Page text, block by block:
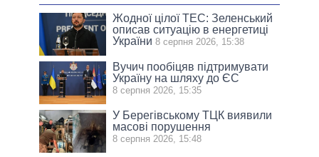
Жодної цілої ТЕС: Зеленський
описав ситуацію в енергетиці
України 8 серпня 2026, 15:38
Вучич пообіцяв підтримувати
Україну на шляху до ЄС
8 серпня 2026, 15:35
У Берегівському ТЦК виявили
масові порушення
8 серпня 2026, 15:48